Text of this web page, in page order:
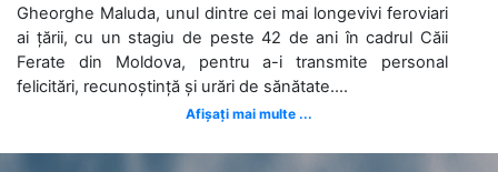
Gheorghe Maluda, unul dintre cei mai longevivi feroviari
ai țării, cu un stagiu de peste 42 de ani în cadrul Căii
Ferate din Moldova, pentru a-i transmite personal
felicitări, recunoștință și urări de sănătate....
Afișați mai multe ...